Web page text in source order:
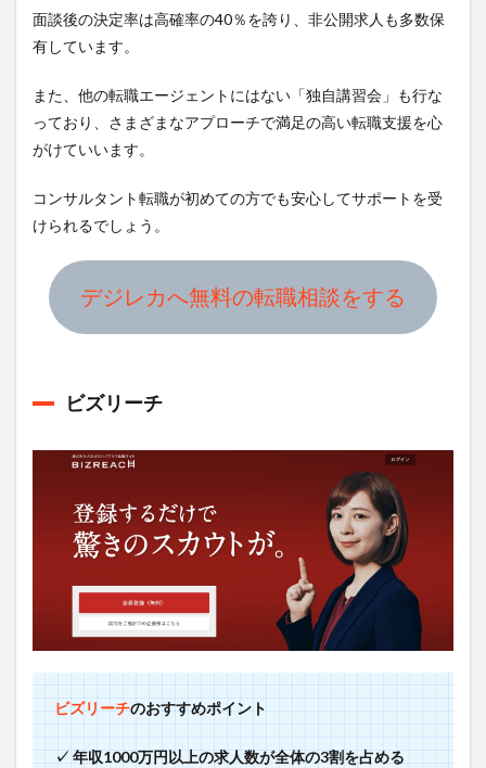
面談後の決定率は高確率の40％を誇り、非公開求人も多数保
有しています。
また、他の転職エージェントにはない「独自講習会」も行な
っており、さまざまなアプローチで満足の高い転職支援を心
がけていいます。
コンサルタント転職が初めての方でも安心してサポートを受
けられるでしょう。
デジレカへ無料の転職相談をする
ビズリーチ
ビズリーチのおすすめポイント
✓ 年収1000万円以上の求人数が全体の3割を占める